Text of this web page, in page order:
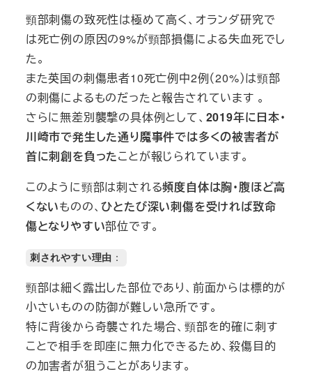
頸部刺傷の致死性は極めて高く、オランダ研究で
は死亡例の原因の9%が頸部損傷による失血死でし
た。
また英国の刺傷患者10死亡例中2例（20%）は頸部
の刺傷によるものだったと報告されています 。
さらに無差別襲撃の具体例として、 2019年に日本・
川崎市で発生した通り魔事件では多くの被害者が
首に刺創を負ったことが報じられています。
このように頸部は刺される頻度自体は胸・腹ほど高
くないものの、ひとたび深い刺傷を受ければ致命
傷となりやすい部位です。
刺されやすい理由 ：
頸部は細く露出した部位であり、前面からは標的が
小さいものの防御が難しい急所です。
特に背後から奇襲された場合、頸部を的確に刺す
ことで相手を即座に無力化できるため、殺傷目的
の加害者が狙うことがあります。